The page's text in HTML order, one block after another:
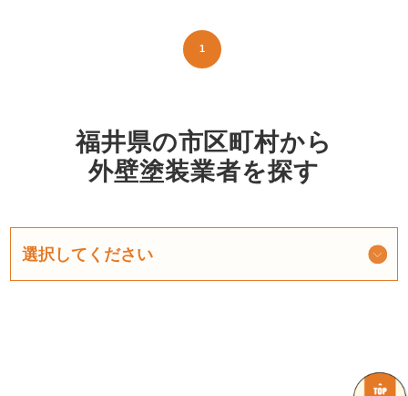
1
福井県の市区町村から
外壁塗装業者を探す